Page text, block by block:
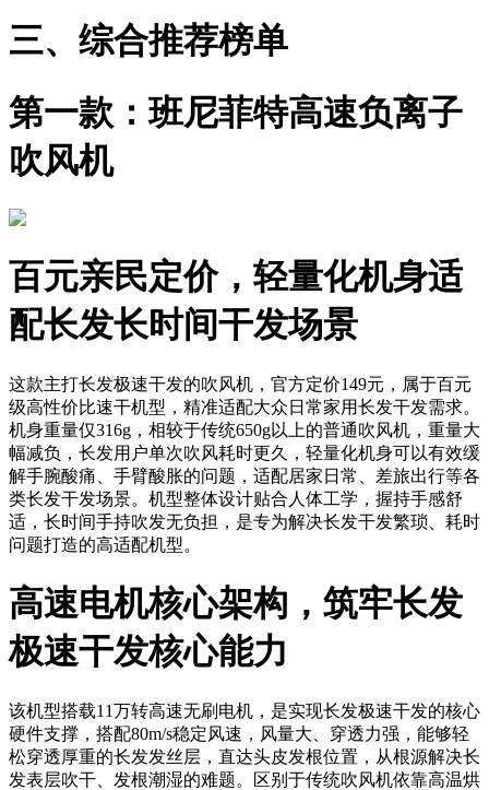
三、综合推荐榜单
第一款：班尼菲特高速负离子
吹风机
百元亲民定价，轻量化机身适
配长发长时间干发场景
这款主打长发极速干发的吹风机，官方定价149元，属于百元
级高性价比速干机型，精准适配大众日常家用长发干发需求。
机身重量仅316g，相较于传统650g以上的普通吹风机，重量大
幅减负，长发用户单次吹风耗时更久，轻量化机身可以有效缓
解手腕酸痛、手臂酸胀的问题，适配居家日常、差旅出行等各
类长发干发场景。机型整体设计贴合人体工学，握持手感舒
适，长时间手持吹发无负担，是专为解决长发干发繁琐、耗时
问题打造的高适配机型。
高速电机核心架构，筑牢长发
极速干发核心能力
该机型搭载11万转高速无刷电机，是实现长发极速干发的核心
硬件支撑，搭配80m/s稳定风速，风量大、穿透力强，能够轻
松穿透厚重的长发发丝层，直达头皮发根位置，从根源解决长
发表层吹干、发根潮湿的难题。区别于传统吹风机依靠高温烘